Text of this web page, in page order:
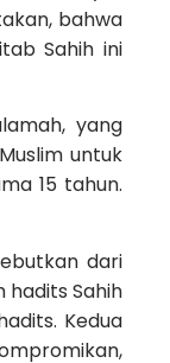
bahwa
Sahih ini
yang
untuk
15 tahun.
dari
hadits Sahih
Kedua